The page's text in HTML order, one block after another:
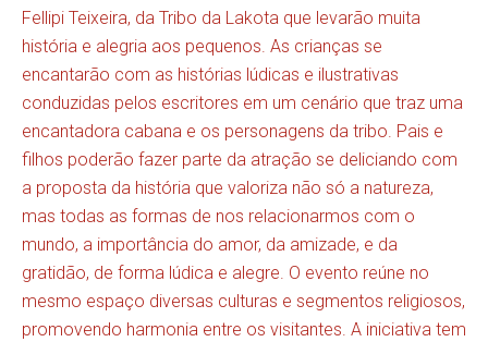
Fellipi Teixeira, da Tribo da Lakota que levarão muita
história e alegria aos pequenos. As crianças se
encantarão com as histórias lúdicas e ilustrativas
conduzidas pelos escritores em um cenário que traz uma
encantadora cabana e os personagens da tribo. Pais e
filhos poderão fazer parte da atração se deliciando com
a proposta da história que valoriza não só a natureza,
mas todas as formas de nos relacionarmos com o
mundo, a importância do amor, da amizade, e da
gratidão, de forma lúdica e alegre. O evento reúne no
mesmo espaço diversas culturas e segmentos religiosos,
promovendo harmonia entre os visitantes. A iniciativa tem